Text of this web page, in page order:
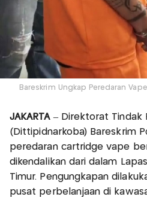
Bareskrim Ungkap Peredaran
JAKARTA– Direktorat Tindak
(Dittipidnarkoba) Bareskrim
peredaran cartridge vape
dikendalikan dari dalam
Timur. Pengungkapan
pusat perbelanjaan di